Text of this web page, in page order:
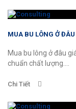
MUA BU LÔNG Ở
Mua bu lông ở đâu
chuẩn chất lượng....
Chi Tiết